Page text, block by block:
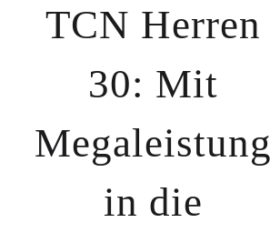
TCN Herren
30: Mit
Megaleistung
in die